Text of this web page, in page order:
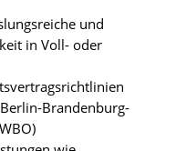
und
in Voll- oder
Brandenburg-